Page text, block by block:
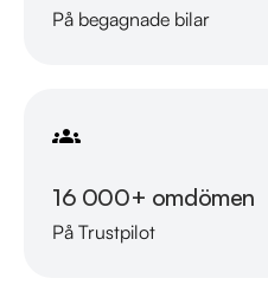
På begagnade bilar
16 000+ omdömen
På Trustpilot